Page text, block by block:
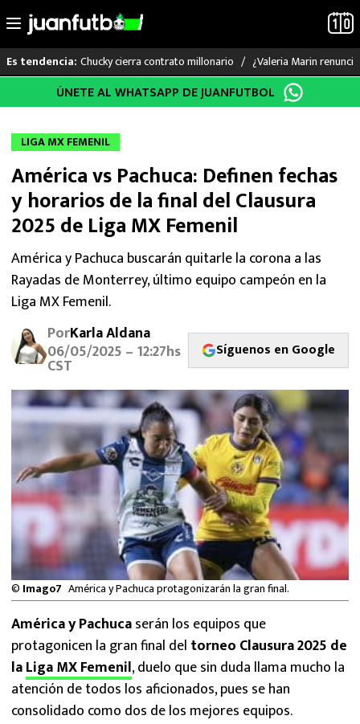
al
Es tendencia: Chucky cierra contrato millonario ¿Valeria Marin
LO ÚLTIMO
LIGA MX
RAYADOS
PUMAS
ATLANTE
SELECCIÓN MEXICANA
FUTBOL INTERNACIONAL
MEXICANOS EN EL EXTRANJERO
FUTBOL ESTUFA
FÓRMULA 1
BOXEO
LIGA MX
NFL
ÚNETE AL WHATSAPP DE JUANFUTBOL
LIGA MX FEMENIL
América vs Pachuca: Definen fechas
y horarios de la final del Clausura
2025 de Liga MX Femenil
América y Pachuca buscarán quitarle la corona a las
Rayadas de Monterrey, último equipo campeón en la
Liga MX Femenil.
PorKarla Aldana
06/05/2025 – 12:27hs
CST
Síguenos en Google
© Imago7 América y Pachuca protagonizarán la gran final.
América y Pachucaserán los equipos que
protagonicen la gran final del torneo Clausura 2025 de
laLiga MX Femenil, duelo que sin duda llama mucho la
atención de todos los aficionados, pues se han
consolidado como dos de los mejores equipos.